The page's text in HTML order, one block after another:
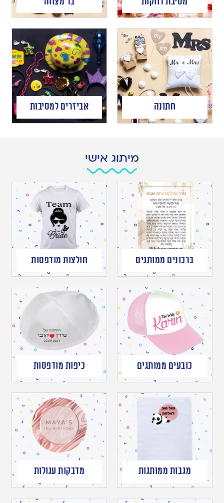
חתונה אביזרים למסיבות
מיתוג אישי
ברכונים ממותגים חולצות מודפסות
כובעים ממותגים כיפות מודפסות
מגבות ממותגות מדבקות עגולות